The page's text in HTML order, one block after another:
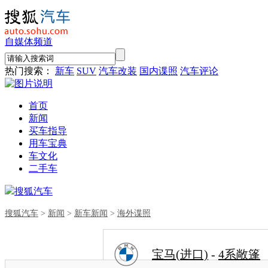
自媒体频道
热门搜索： 新车 SUV 汽车改装 国内谍照 汽车评论
首页
新闻
买车指导
用车宝典
车文化
二手车
搜狐汽车
搜狐汽车 > 新闻 > 新车新闻 > 海外谍照
宝马(进口) - 4系敞篷